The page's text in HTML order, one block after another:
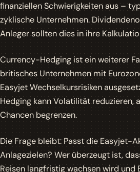
finanziellen Schwierigkeiten aus –
zyklische Unternehmen.
Anleger sollten dies in ihre
Currency-Hedging ist ein weiterer
britisches Unternehmen mit
Easyjet Wechselkursrisiken
Hedging kannVolatilitätreduzieren,
Chancen begrenzen.
Die Frage bleibt: Passt die Easyjet-
Anlagezielen? Wer überzeugt ist,
Reisen langfristig wachsen wird und